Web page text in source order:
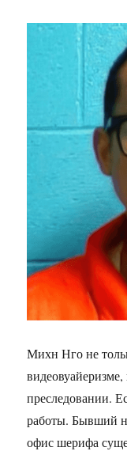
Михн Нго не
преследовании.
работы. Бывший
офис шерифа